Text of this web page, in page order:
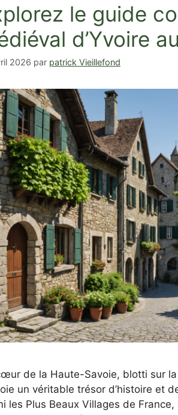
le guide
d’Yvoire
2026 par patrick Vieillefond
de la Haute-Savoie, blotti sur
un véritable trésor d’histoire et
les Plus Beaux Villages de